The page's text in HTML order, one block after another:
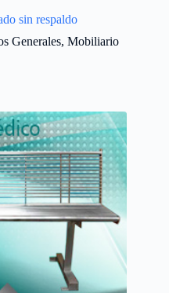
sin respaldo
Generales, Mobiliario